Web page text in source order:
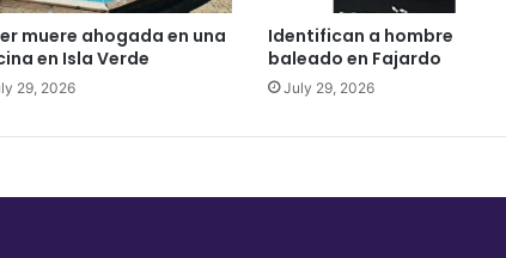
muere ahogada en una
en Isla Verde
29, 2026
Identifican a hombre
baleado en Fajardo
July 29, 2026